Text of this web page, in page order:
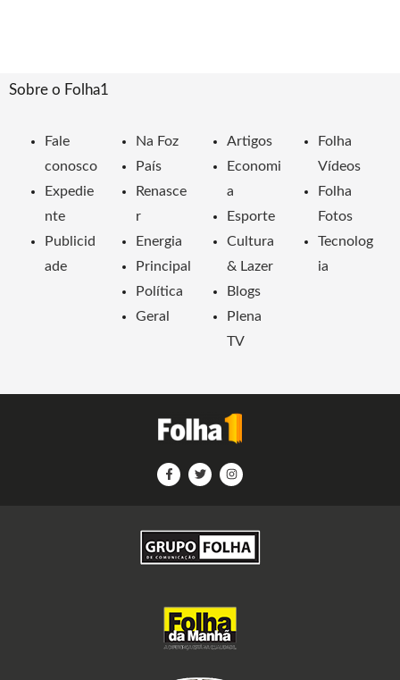
Sobre o Folha1
Fale
conosco
Expedie
nte
Publicid
ade
Na Foz
País
Renasce
r
Energia
Principal
Política
Geral
Artigos
Economi
a
Esporte
Cultura
& Lazer
Blogs
Plena
TV
Folha
Vídeos
Folha
Fotos
Tecnolog
ia